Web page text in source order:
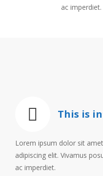
ac imperdiet.
This is
Lorem ipsum dolor sit
adipiscing elit. Vivamus
ac imperdiet.